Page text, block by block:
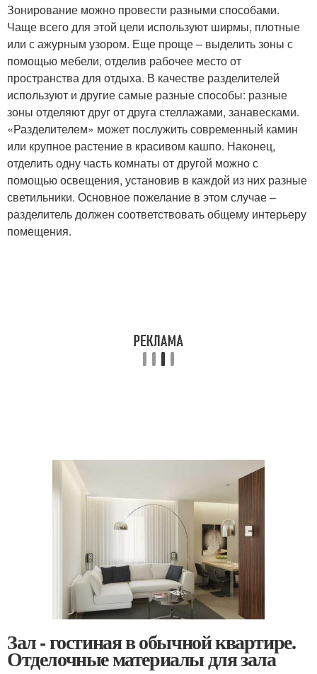
Зонирование можно провести разными способами.
Чаще всего для этой цели используют ширмы, плотные
или с ажурным узором. Еще проще – выделить зоны с
помощью мебели, отделив рабочее место от
пространства для отдыха. В качестве разделителей
используют и другие самые разные способы: разные
зоны отделяют друг от друга стеллажами, занавесками.
«Разделителем» может послужить современный камин
или крупное растение в красивом кашпо. Наконец,
отделить одну часть комнаты от другой можно с
помощью освещения, установив в каждой из них разные
светильники. Основное пожелание в этом случае –
разделитель должен соответствовать общему интерьеру
помещения.
Зал - гостиная в обычной квартире.
Отделочные материалы для зала